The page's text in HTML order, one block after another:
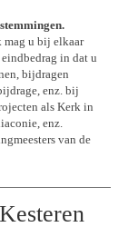
mag u bij elkaar
in dat u
bijdragen
enz. bij
als Kerk in
enz.
van de